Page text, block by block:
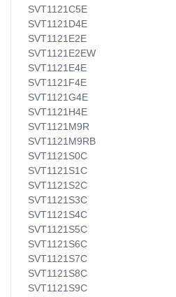
SVT1121C5E
SVT1121D4E
SVT1121E2E
SVT1121E2EW
SVT1121E4E
SVT1121F4E
SVT1121G4E
SVT1121H4E
SVT1121M9R
SVT1121M9RB
SVT1121S0C
SVT1121S1C
SVT1121S2C
SVT1121S3C
SVT1121S4C
SVT1121S5C
SVT1121S6C
SVT1121S7C
SVT1121S8C
SVT1121S9C